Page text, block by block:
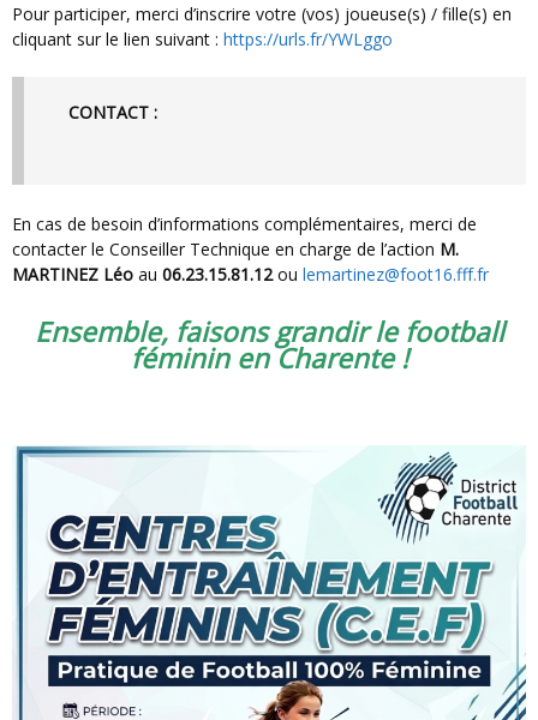
Pour participer, merci d’inscrire votre (vos) joueuse(s) / fille(s) en
cliquant sur le lien suivant : https://urls.fr/YWLggo
CONTACT :
En cas de besoin d’informations complémentaires, merci de
contacter le Conseiller Technique en charge de l’action M.
MARTINEZ Léo au 06.23.15.81.12ou lemartinez@foot16.fff.fr
Ensemble, faisons grandir le football
féminin en Charente !